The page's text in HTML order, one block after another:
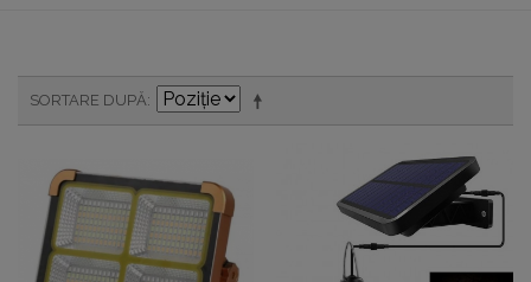
SORTARE DUPĂ